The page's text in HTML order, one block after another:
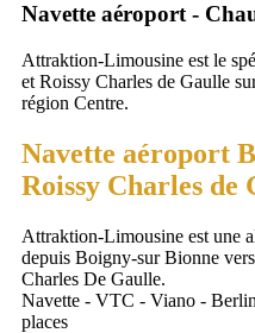
Navette aéroport -
Attraktion-Limousine est le
et Roissy Charles de Gaulle
région Centre.
Navette aéroport
Roissy Charles de
Attraktion-Limousine est une
depuis Boigny-sur Bionne
Charles De Gaulle.
Navette - VTC - Viano -
places